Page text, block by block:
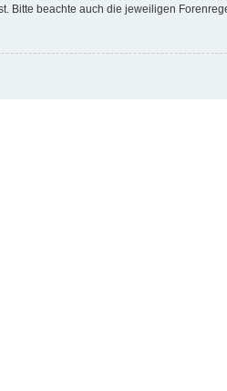
Bitte beachte auch die jeweiligen